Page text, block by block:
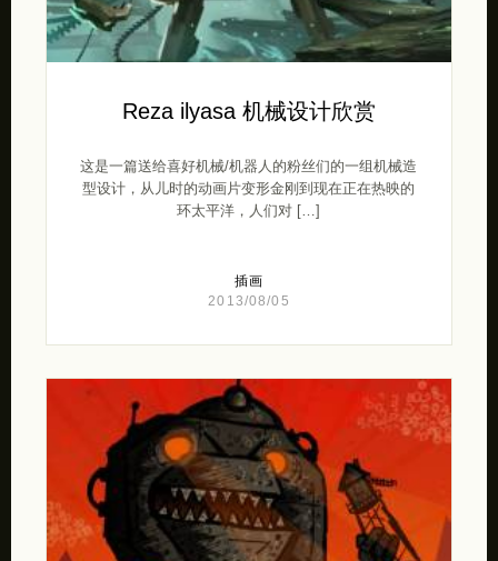
Reza ilyasa 机械设计欣赏
这是一篇送给喜好机械/机器人的粉丝们的一组机械造
型设计，从儿时的动画片变形金刚到现在正在热映的
环太平洋，人们对 […]
插画
2013/08/05